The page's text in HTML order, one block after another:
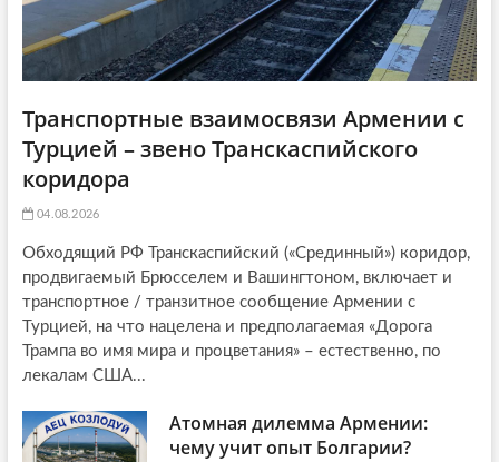
Транспортные взаимосвязи Армении с
Турцией – звено Транскаспийского
коридора
04.08.2026
Обходящий РФ Транскаспийский («Срединный») коридор,
продвигаемый Брюсселем и Вашингтоном, включает и
транспортное / транзитное сообщение Армении с
Турцией, на что нацелена и предполагаемая «Дорога
Трампа во имя мира и процветания» – естественно, по
лекалам США...
Атомная дилемма Армении:
чему учит опыт Болгарии?